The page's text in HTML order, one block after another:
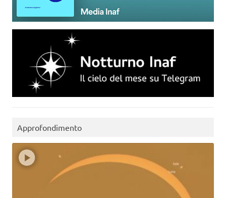
Approfondimento